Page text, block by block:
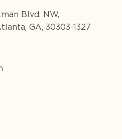
Blvd. NW,
GA, 30303-1327